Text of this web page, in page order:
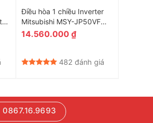
Điều hòa 1 chiều Inverter
Mitsubishi MSY-JP50VF
18.000BTU
14.560.000₫
482 đánh giá
0867.16.9693